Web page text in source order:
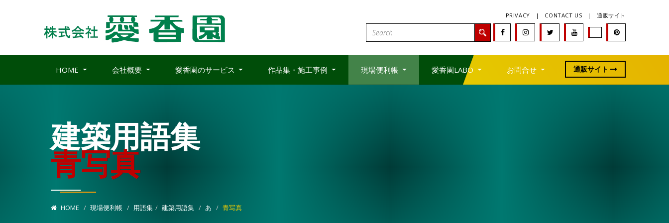
PRIVACY | CONTACT US | 通販サイト
HOME 会社概要 愛香園のサービス 作品集・施工事例 現場便利帳 愛香園LABO お問合せ 通販サイト
建築用語集
青写真
HOME 現場便利帳 用語集 建築用語集 あ 青写真